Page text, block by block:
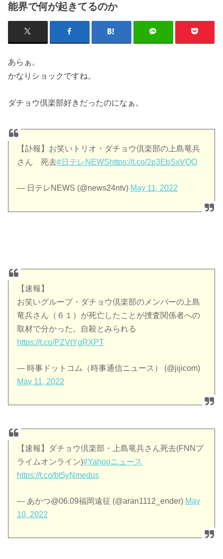
能界で何が起きてるのか
あらぁ。
かなりショックですね。
ダチョウ倶楽部好きだったのになぁ。
【訃報】お笑いトリオ・ダチョウ倶楽部の上島竜兵
さん 死去#日テレNEWShttps://t.co/2p3EbSxVQQ
— 日テレNEWS (@news24ntv) May 11, 2022
【速報】
お笑いグループ・ダチョウ倶楽部のメンバーの上島
竜兵さん（６１）が死亡したことが捜査関係者への
取材で分かった。自殺とみられる
https://t.co/PZVtYgRXPT
— 時事ドットコム（時事通信ニュース） (@jijicom)
May 11, 2022
【速報】ダチョウ倶楽部・上島竜兵さん死去(FNNプ
ライムオンライン)#Yahooニュース
https://t.co/bt5yNmedus
— あかつ@06.09福岡遠征 (@aran1112_ender) May
10, 2022